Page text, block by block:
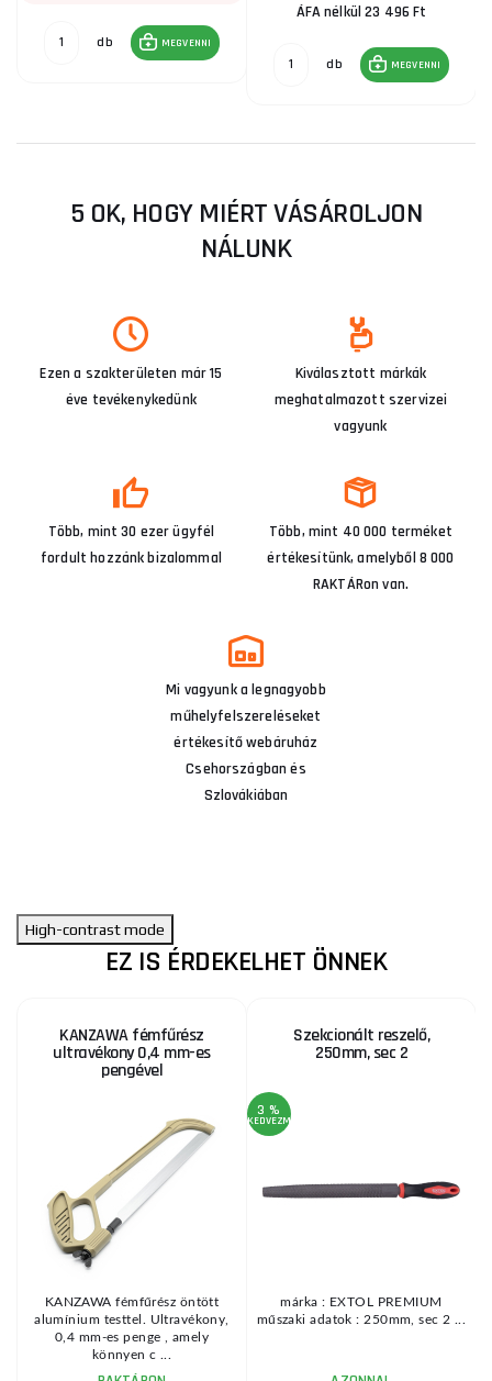
db MEGVENNI
ÁFA nélkül 23 496 Ft
db MEGVENNI
5 OK, HOGY MIÉRT VÁSÁROLJON
NÁLUNK
Ezen a szakterületen már 15
éve tevékenykedünk
Kiválasztott márkák
meghatalmazott szervizei
vagyunk
Több, mint 30 ezer ügyfél
fordult hozzánk bizalommal
Több, mint 40 000 terméket
értékesítünk, amelyből 8 000
RAKTÁRon van.
Mi vagyunk a legnagyobb
műhelyfelszereléseket
értékesítő webáruház
Csehországban és
Szlovákiában
High-contrast mode
EZ IS ÉRDEKELHET ÖNNEK
KANZAWA fémfűrész
ultravékony 0,4 mm-es
pengével
KANZAWA fémfűrész öntött
alumínium testtel. Ultravékony,
0,4 mm-es penge , amely
könnyen c ...
Szekcionált reszelő,
250mm, sec 2
3 %
KEDVEZMÉNY
márka : EXTOL PREMIUM
műszaki adatok : 250mm, sec 2 ...